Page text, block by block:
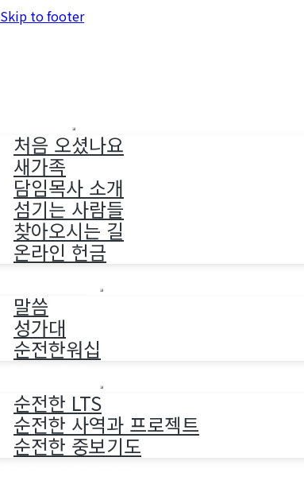
Skip to footer
처음 오셨나요
새가족
담임목사 소개
섬기는 사람들
찾아오시는 길
온라인 헌금
말씀
성가대
순전한워십
순전한 LTS
순전한 사역과 프로젝트
순전한 중보기도